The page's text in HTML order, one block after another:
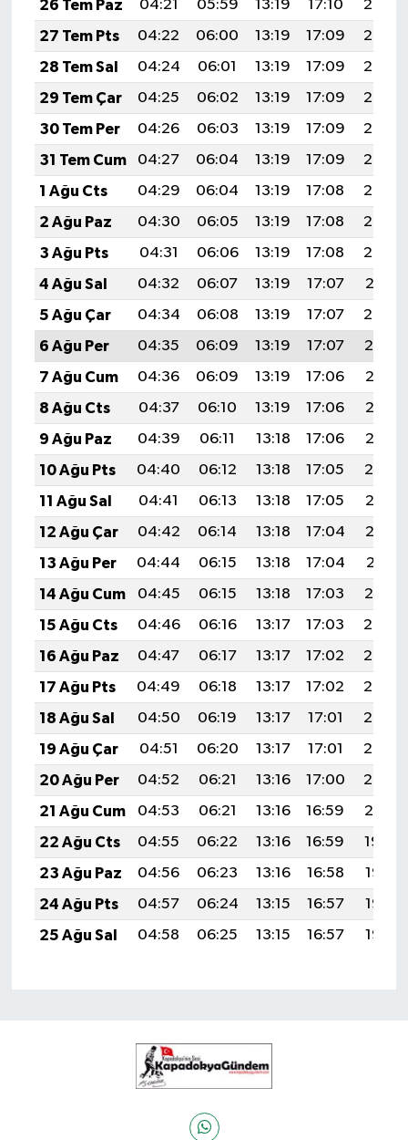
26 Tem Paz
04:21 05:59 13:19 17:10
20:29
27 Tem Pts
04:22 06:00 13:19 17:09
20:28
28 Tem Sal
04:24 06:01 13:19 17:09
20:28
29 Tem Çar
04:25 06:02 13:19 17:09
20:27
30 Tem Per
04:26 06:03 13:19 17:09
20:26
31 Tem Cum
04:27 06:04 13:19 17:09
20:25
1 Ağu Cts
04:29 06:04 13:19 17:08
20:24
2 Ağu Paz
04:30 06:05 13:19 17:08
20:23
3 Ağu Pts
04:31 06:06 13:19 17:08
20:22
4 Ağu Sal
04:32 06:07 13:19 17:07
20:21
5 Ağu Çar
04:34 06:08 13:19 17:07
20:20
6 Ağu Per
04:35 06:09 13:19 17:07
20:19
7 Ağu Cum
04:36 06:09 13:19 17:06
20:18
8 Ağu Cts
04:37 06:10 13:19 17:06
20:17
9 Ağu Paz
04:39 06:11 13:18 17:06
20:16
10 Ağu Pts
04:40 06:12 13:18 17:05
20:14
11 Ağu Sal
04:41 06:13 13:18 17:05
20:13
12 Ağu Çar
04:42 06:14 13:18 17:04
20:12
13 Ağu Per
04:44 06:15 13:18 17:04
20:11
14 Ağu Cum
04:45 06:15 13:18 17:03
20:10
15 Ağu Cts
04:46 06:16 13:17 17:03
20:08
16 Ağu Paz
04:47 06:17 13:17 17:02
20:07
17 Ağu Pts
04:49 06:18 13:17 17:02
20:06
18 Ağu Sal
04:50 06:19 13:17 17:01
20:05
19 Ağu Çar
04:51 06:20 13:17 17:01
20:03
20 Ağu Per
04:52 06:21 13:16 17:00
20:02
21 Ağu Cum
04:53 06:21 13:16 16:59
20:01
22 Ağu Cts
04:55 06:22 13:16 16:59
19:59
23 Ağu Paz
04:56 06:23 13:16 16:58
19:58
24 Ağu Pts
04:57 06:24 13:15 16:57
19:57
25 Ağu Sal
04:58 06:25 13:15 16:57 19:55